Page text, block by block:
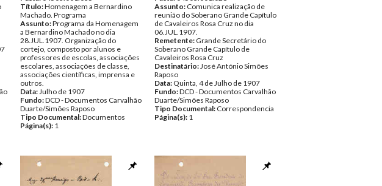
Título:Homenagem a Bernardino
Machado. Programa
Assunto:Programa da Homenagem
a Bernardino Machado no dia
28.JUL.1907. Organização do
cortejo, composto por alunos e
professores de escolas, associações
escolares, associações de classe,
associações científicas, imprensa e
outros.
Data:Julho de 1907
Fundo:DCD - Documentos Carvalhão
Duarte/Simões Raposo
Tipo Documental:Documentos
Página(s): 1
Assunto: Comunica realização de
reunião do Soberano Grande Capítulo
de Cavaleiros Rosa Cruz no dia
06.JUL.1907.
Remetente: Grande Secretário do
Soberano Grande Capítulo de
Cavaleiros Rosa Cruz
Destinatário:José António Simões
Raposo
Data: Quinta, 4 de Julho de 1907
Fundo:DCD - Documentos Carvalhão
Duarte/Simões Raposo
Tipo Documental: Correspondencia
Página(s): 1